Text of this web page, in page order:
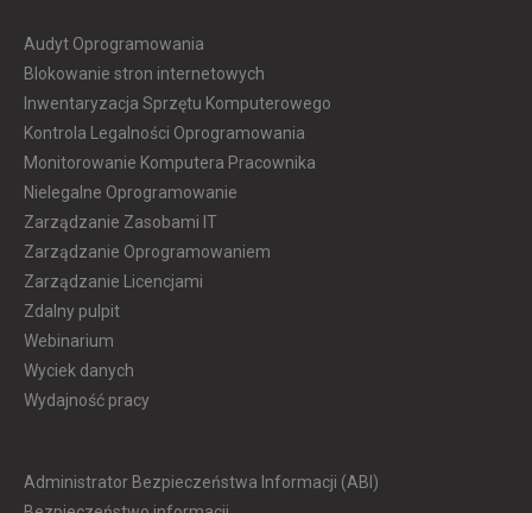
Audyt Oprogramowania
Blokowanie stron internetowych
Inwentaryzacja Sprzętu Komputerowego
Kontrola Legalności Oprogramowania
Monitorowanie Komputera Pracownika
Nielegalne Oprogramowanie
Zarządzanie Zasobami IT
Zarządzanie Oprogramowaniem
Zarządzanie Licencjami
Zdalny pulpit
Webinarium
Wyciek danych
Wydajność pracy
Administrator Bezpieczeństwa Informacji (ABI)